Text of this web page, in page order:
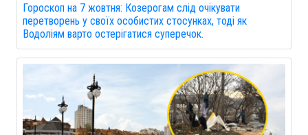
Гороскоп на 7 жовтня: Козерогам слід очікувати
перетворень у своїх особистих стосунках, тоді як
Водоліям варто остерігатися суперечок.